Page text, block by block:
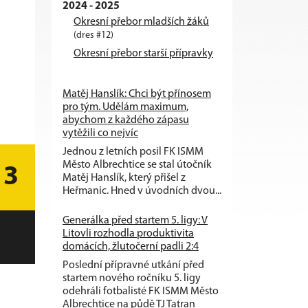
3
2024 - 2025
Okresní přebor mladších žáků
(dres #12)
Okresní přebor starší přípravky
Matěj Hanslík: Chci být přínosem
pro tým. Udělám maximum,
abychom z každého zápasu
vytěžili co nejvíc
Jednou z letních posil FK ISMM
Město Albrechtice se stal útočník
Matěj Hanslík, který přišel z
Heřmanic. Hned v úvodních dvou...
Generálka před startem 5. ligy: V
Litovli rozhodla produktivita
domácích, žlutočerní padli 2:4
Poslední přípravné utkání před
startem nového ročníku 5. ligy
odehráli fotbalisté FK ISMM Město
Albrechtice na půdě TJ Tatran